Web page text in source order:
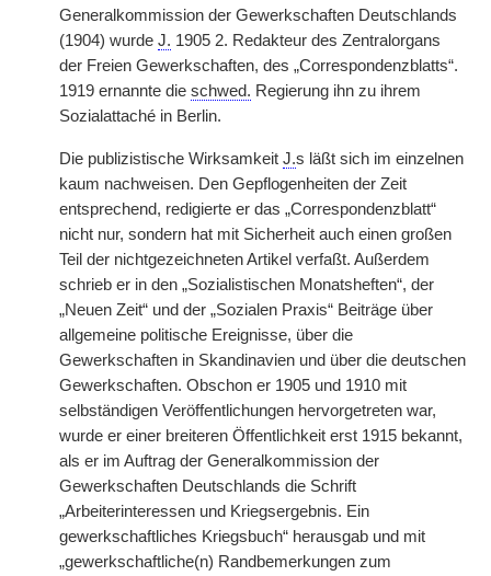
Generalkommission der Gewerkschaften Deutschlands
(1904) wurde J. 1905 2. Redakteur des Zentralorgans
der Freien Gewerkschaften, des „Correspondenzblatts“.
1919 ernannte die schwed. Regierung ihn zu ihrem
Sozialattaché in Berlin.
Die publizistische Wirksamkeit J.s läßt sich im einzelnen
kaum nachweisen. Den Gepflogenheiten der Zeit
entsprechend, redigierte er das „Correspondenzblatt“
nicht nur, sondern hat mit Sicherheit auch einen großen
Teil der nichtgezeichneten Artikel verfaßt. Außerdem
schrieb er in den „Sozialistischen Monatsheften“, der
„Neuen Zeit“ und der „Sozialen Praxis“ Beiträge über
allgemeine politische Ereignisse, über die
Gewerkschaften in Skandinavien und über die deutschen
Gewerkschaften. Obschon er 1905 und 1910 mit
selbständigen Veröffentlichungen hervorgetreten war,
wurde er einer breiteren Öffentlichkeit erst 1915 bekannt,
als er im Auftrag der Generalkommission der
Gewerkschaften Deutschlands die Schrift
„Arbeiterinteressen und Kriegsergebnis. Ein
gewerkschaftliches Kriegsbuch“ herausgab und mit
„gewerkschaftliche(n) Randbemerkungen zum